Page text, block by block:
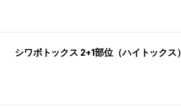
シワボトックス 2+1部位（ハイトックス）